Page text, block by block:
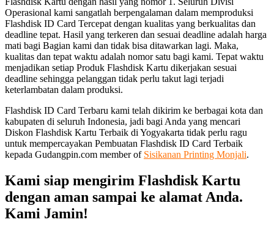
Operasional kami sangatlah berpengalaman dalam memproduksi
Flashdisk ID Card Tercepat dengan kualitas yang berkualitas dan
deadline tepat. Hasil yang terkeren dan sesuai deadline adalah harga
mati bagi Bagian kami dan tidak bisa ditawarkan lagi. Maka,
kualitas dan tepat waktu adalah nomor satu bagi kami. Tepat waktu
menjadikan setiap Produk Flashdisk Kartu dikerjakan sesuai
deadline sehingga pelanggan tidak perlu takut lagi terjadi
keterlambatan dalam produksi.
Flashdisk ID Card Terbaru kami telah dikirim ke berbagai kota dan
kabupaten di seluruh Indonesia, jadi bagi Anda yang mencari
Diskon Flashdisk Kartu Terbaik di Yogyakarta tidak perlu ragu
untuk mempercayakan Pembuatan Flashdisk ID Card Terbaik
kepada Gudangpin.com member of Sisikanan Printing Monjali.
Kami siap mengirim Flashdisk Kartu
dengan aman sampai ke alamat Anda.
Kami Jamin!